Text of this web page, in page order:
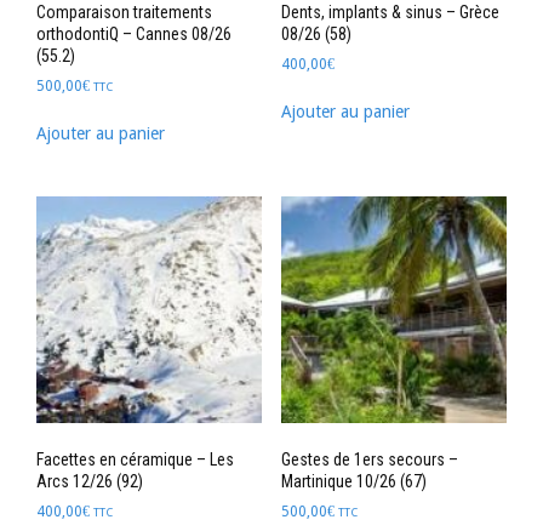
Comparaison traitements
orthodontiQ – Cannes 08/26
(55.2)
500,00€ TTC
Ajouter au panier
Dents, implants & sinus – Grèce
08/26 (58)
400,00€
Ajouter au panier
Facettes en céramique – Les
Arcs 12/26 (92)
400,00€ TTC
Gestes de 1ers secours –
Martinique 10/26 (67)
500,00€ TTC